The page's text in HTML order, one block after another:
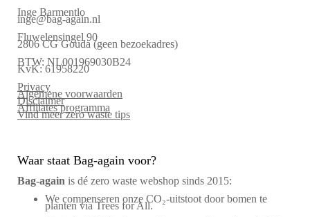
Inge Barmentlo
inge@bag-again.nl
Fluwelensingel 90
2806 CG Gouda (geen bezoekadres)
BTW: NL001969030B24
KvK: 61958220
Privacy
Algemene voorwaarden
Disclaimer
Affiliates programma
Vind meer zero waste tips
Waar staat Bag-again voor?
Bag‑again is dé zero waste webshop sinds 2015:
We compenseren onze CO₂-uitstoot door bomen te
planten via Trees for All.